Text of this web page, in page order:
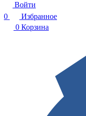
Войти
0
Избранное
0 Корзина